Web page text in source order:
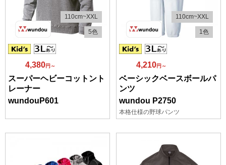
5色
110cm~XXL
4,380円～
スーパーヘビーコットント
レーナー
wundouP601
1色
110cm~XXL
4,210円～
ベーシックベースボールパ
ンツ
wundou P2750
本格仕様の野球パンツ